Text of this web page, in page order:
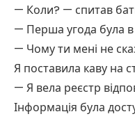
— Коли? — спитав
— Перша угода була в
— Чому ти мені не
Я поставила каву на
— Я вела реєстр
Інформація була